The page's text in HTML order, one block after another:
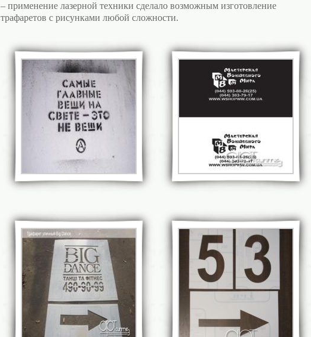
– применение лазерной техники сделало возможным изготовление
трафаретов с рисунками любой сложности.